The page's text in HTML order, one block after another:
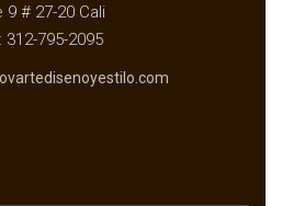
9 # 27-20 Cali
312-795-2095